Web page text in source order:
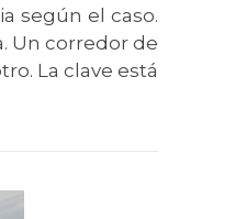
según el caso.
Un corredor de
La clave está